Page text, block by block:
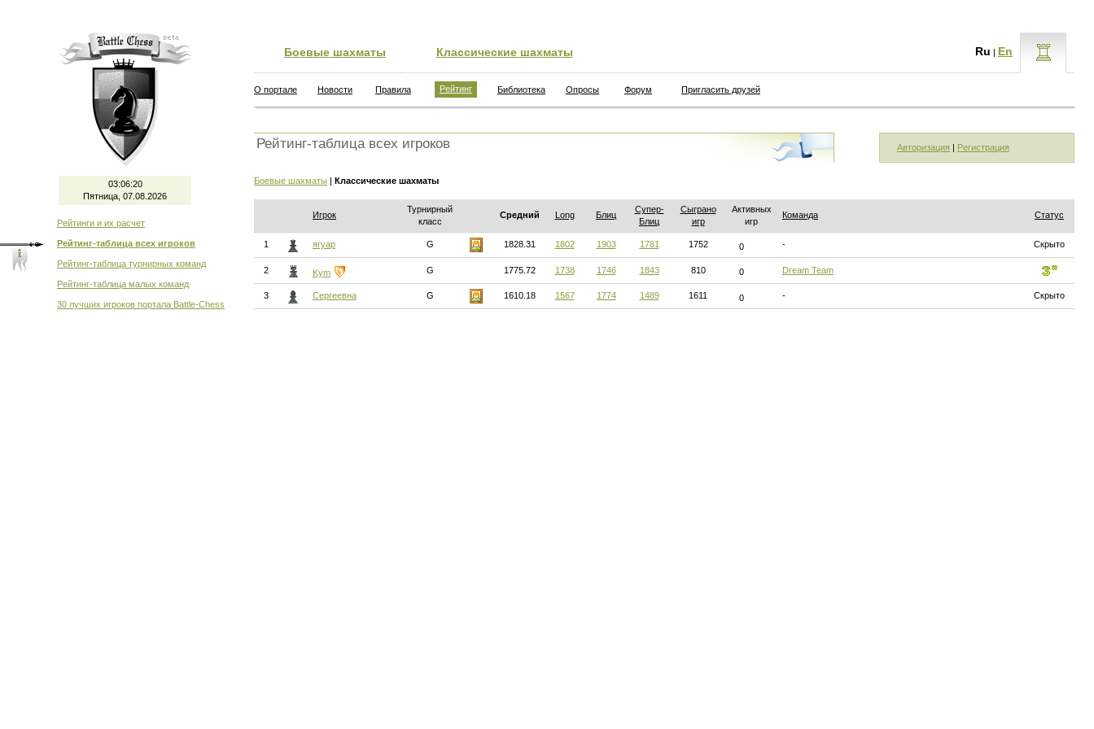
03:06:21
Пятница, 07.08.2026
Рейтинги и их расчет
Рейтинг-таблица всех игроков
Рейтинг-таблица турнирных команд
Рейтинг-таблица малых команд
30 лучших игроков портала Battle-Chess
Боевые шахматы Классические шахматы Ru | En
О портале Новости Правила Рейтинг Библиотека Опросы Форум Пригласить друзей
Рейтинг-таблица всех игроков Авторизация | Регистрация
Боевые шахматы | Классические шахматы
Игрок
Турнирный
класс
Средний Long Блиц
Супер-
Блиц
Сыграно
игр
Активных
игр
Команда Статус
1 ягуар G 1828.31 1802 1903 1781 1752 0 - Скрыто
2 Kym G 1775.72 1738 1746 1843 810 0 Dream Team
3 Сергеевна G 1610.18 1567 1774 1489 1611 0 - Скрыто